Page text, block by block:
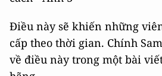
Điều này sẽ khiến những
cấp theo thời gian. Chính
về điều này trong một bài